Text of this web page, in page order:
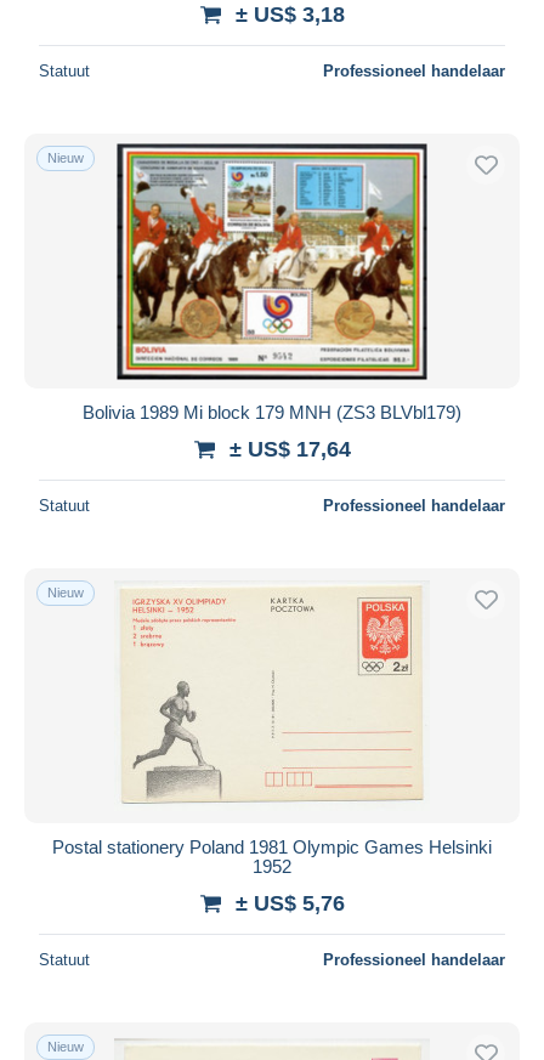
± US$ 3,18
Statuut Professioneel handelaar
Nieuw
Bolivia 1989 Mi block 179 MNH (ZS3 BLVbl179)
± US$ 17,64
Statuut Professioneel handelaar
Nieuw
Postal stationery Poland 1981 Olympic Games Helsinki
1952
± US$ 5,76
Statuut Professioneel handelaar
Nieuw